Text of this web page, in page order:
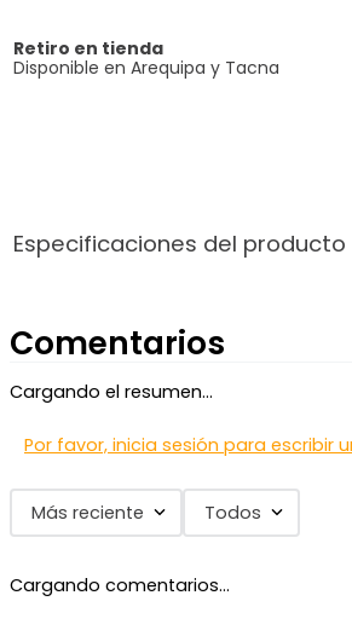
Retiro en tienda
Disponible en Arequipa y Tacna
Especificaciones del producto
Comentarios
Cargando el resumen…
Por favor, inicia sesión para escribir
Más reciente Todos
Cargando comentarios…